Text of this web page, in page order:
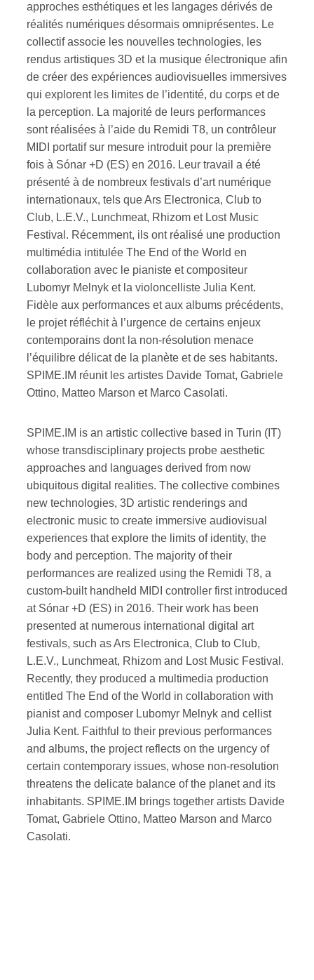
approches esthétiques et les langages dérivés de
réalités numériques désormais omniprésentes. Le
collectif associe les nouvelles technologies, les
rendus artistiques 3D et la musique électronique afin
de créer des expériences audiovisuelles immersives
qui explorent les limites de l’identité, du corps et de
la perception. La majorité de leurs performances
sont réalisées à l’aide du Remidi T8, un contrôleur
MIDI portatif sur mesure introduit pour la première
fois à Sónar +D (ES) en 2016. Leur travail a été
présenté à de nombreux festivals d’art numérique
internationaux, tels que Ars Electronica, Club to
Club, L.E.V., Lunchmeat, Rhizom et Lost Music
Festival. Récemment, ils ont réalisé une production
multimédia intitulée The End of the World en
collaboration avec le pianiste et compositeur
Lubomyr Melnyk et la violoncelliste Julia Kent.
Fidèle aux performances et aux albums précédents,
le projet réfléchit à l’urgence de certains enjeux
contemporains dont la non-résolution menace
l’équilibre délicat de la planète et de ses habitants.
SPIME.IM réunit les artistes Davide Tomat, Gabriele
Ottino, Matteo Marson et Marco Casolati.
SPIME.IM is an artistic collective based in Turin (IT)
whose transdisciplinary projects probe aesthetic
approaches and languages derived from now
ubiquitous digital realities. The collective combines
new technologies, 3D artistic renderings and
electronic music to create immersive audiovisual
experiences that explore the limits of identity, the
body and perception. The majority of their
performances are realized using the Remidi T8, a
custom-built handheld MIDI controller first introduced
at Sónar +D (ES) in 2016. Their work has been
presented at numerous international digital art
festivals, such as Ars Electronica, Club to Club,
L.E.V., Lunchmeat, Rhizom and Lost Music Festival.
Recently, they produced a multimedia production
entitled The End of the World in collaboration with
pianist and composer Lubomyr Melnyk and cellist
Julia Kent. Faithful to their previous performances
and albums, the project reflects on the urgency of
certain contemporary issues, whose non-resolution
threatens the delicate balance of the planet and its
inhabitants. SPIME.IM brings together artists Davide
Tomat, Gabriele Ottino, Matteo Marson and Marco
Casolati.